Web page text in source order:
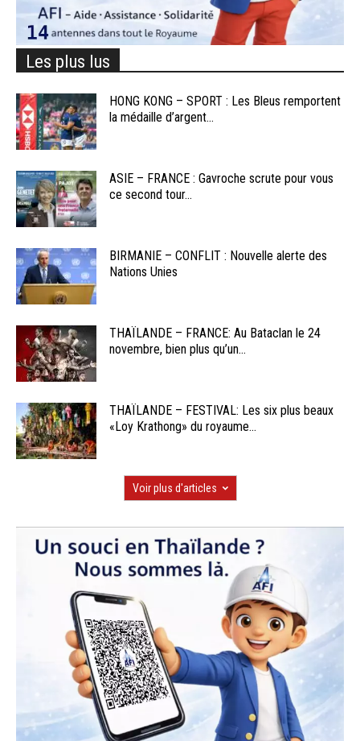
Les plus lus
HONG KONG – SPORT : Les Bleus remportent
la médaille d’argent...
ASIE – FRANCE : Gavroche scrute pour vous
ce second tour...
BIRMANIE – CONFLIT : Nouvelle alerte des
Nations Unies
THAÏLANDE – FRANCE: Au Bataclan le 24
novembre, bien plus qu’un...
THAÏLANDE – FESTIVAL: Les six plus beaux
«Loy Krathong» du royaume...
Voir plus d'articles